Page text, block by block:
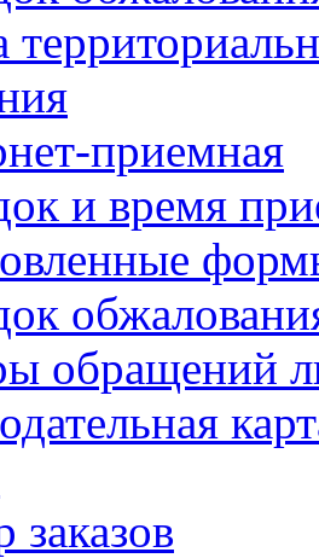
приемная
и время
обращений
заказов